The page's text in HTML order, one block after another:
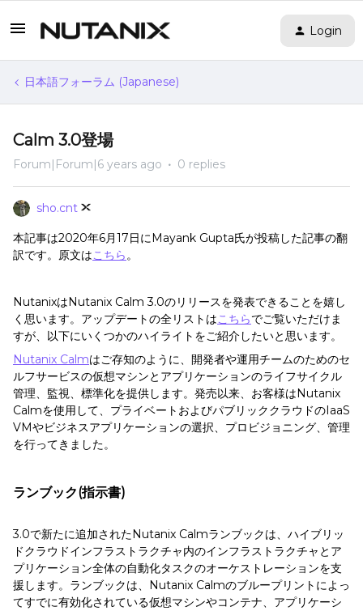
Login
日本語フォーラム (Japanese)
Calm 3.0登場
Forum|Forum|6 years ago 0 replies
sho.cnt
本記事は2020年6月17日にMayank Gupta氏が投稿した記事の翻
訳です。原文はこちら。
NutanixはNutanix Calm 3.0のリリースを発表できることを嬉し
く思います。アップデートの全リストはこちらでご覧いただけま
すが、以下にいくつかのハイライトをご紹介したいと思います。
Nutanix Calmはご存知のように、開発者や運用チームのためのセ
ルフサービスの仮想マシンとアプリケーションのライフサイクル
管理、監視、標準化を提供します。発売以来、お客様はNutanix
Calmを使用して、プライベートおよびパブリッククラウドのIaaS
VMやビジネスアプリケーションの選択、プロビジョニング、管理
を行ってきました。
ランブック(指示書)
3.0で新たに追加されたNutanix Calmランブックは、ハイブリッ
ドクラウドインフラストラクチャ内のインフラストラクチャとア
プリケーション全体の自動化タスクのオーケストレーションを支
援します。ランブックは、Nutanix Calmのブループリントによっ
てすでに有効化されている仮想マシンやコンテナ、アプリケーシ